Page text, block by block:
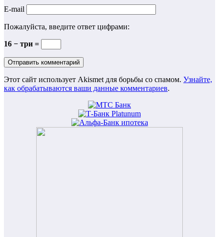
E-mail
Пожалуйста, введите ответ цифрами:
16 − три =
Этот сайт использует Akismet для борьбы со спамом. Узнайте,
как обрабатываются ваши данные комментариев.